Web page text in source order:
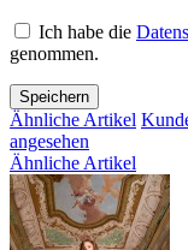
Ich habe die
genommen.
Speichern
Ähnliche Artikel
angesehen
Ähnliche Artikel